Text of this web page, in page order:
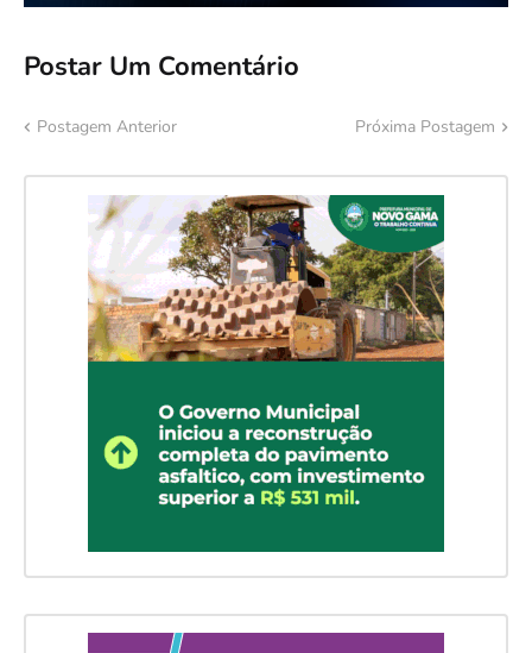
Postar Um Comentário
Postagem Anterior Próxima Postagem